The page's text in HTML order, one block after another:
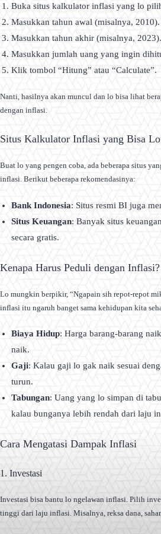
Buka situs kalkulator inflasi yang lo
Masukkan tahun awal (misalnya, 2010).
Masukkan tahun akhir (misalnya, 2023).
Masukkan jumlah uang yang ingin
Klik tombol “Hitung” atau “Calculate”.
Nanti, hasilnya akan muncul dan lo bisa lihat
dengan inflasi.
Situs Kalkulator Inflasi yang Bisa
Buat lo yang pengen coba, ada beberapa situs
inflasi. Berikut beberapa rekomendasinya:
Bank Indonesia: Situs resmi BI juga
Situs Keuangan: Banyak situs
secara gratis.
Kenapa Harus Peduli dengan Inflasi?
Lo mungkin berpikir, “Ngapain sih repot-repot
inflasi itu ngaruh banget sama kehidupan kita
Biaya Hidup: Harga barang-barang
naik.
Gaji: Kalau gaji lo gak naik sesuai
turun.
Tabungan: Uang yang lo simpan di
kalau bunganya lebih rendah dari laju
Cara Mengatasi Dampak Inflasi
1. Investasi
Investasi bisa bantu lo ngelawan inflasi. Pilih
tinggi dari laju inflasi. Misalnya, reksa dana,